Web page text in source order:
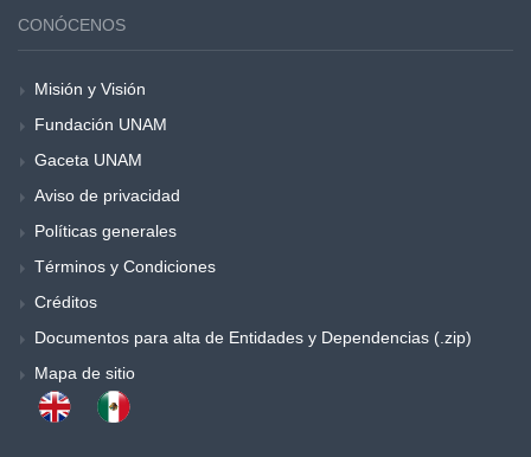
CONÓCENOS
Misión y Visión
Fundación UNAM
Gaceta UNAM
Aviso de privacidad
Políticas generales
Términos y Condiciones
Créditos
Documentos para alta de Entidades y Dependencias (.zip)
Mapa de sitio